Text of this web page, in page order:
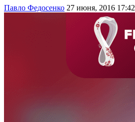
Павло Федосенко 27 июня, 2016 17:42